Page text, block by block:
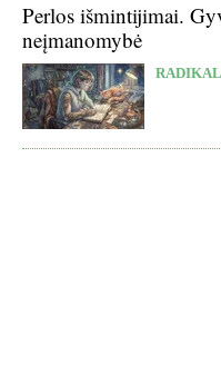
Perlos išmintijimai.
neįmanomybė